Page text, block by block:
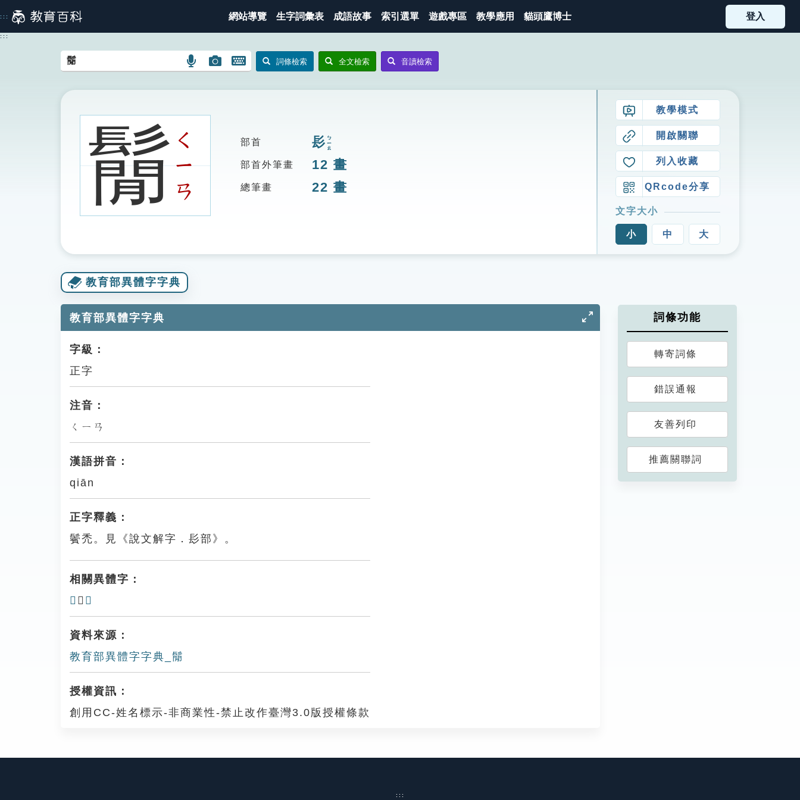
到
主
::: 網站導覽 生字詞彙表 成語故事 索引選單 遊戲專區 教學應用 貓頭鷹博士 登入
:::
語
搜
圖
圖
搜
開
鍵
詞條檢索 全文檢索 音讀檢索
鬜ㄑ
ㄧ
ㄢ
部首 髟ㄅㄧㄠ
部首外筆畫 12 畫
總筆畫 22 畫
教學模式
開啟關聯
列入收藏
QRcode分享
文字大小
小 中 大
教育部異體字字典
教育部異體字字典
字級：
正字
注音：
ㄑㄧㄢ
漢語拼音：
qiān
正字釋義：
鬢禿。見《說文解字．髟部》。
相關異體字：
𩭠 、 𩮁
資料來源：
教育部異體字字典_鬜
授權資訊：
創用CC-姓名標示-非商業性-禁止改作臺灣3.0版授權條款
詞條功能
轉寄詞條
錯誤通報
友善列印
推薦關聯詞
:::